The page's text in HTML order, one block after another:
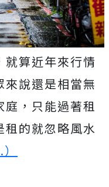
算近年來行情
說還是相當無
，只能過著租
的就忽略風水